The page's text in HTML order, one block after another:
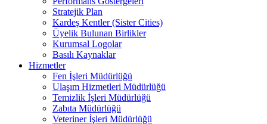
Stratejik Plan
Kardeş Kentler (Sister Cities)
Üyelik Bulunan Birlikler
Kurumsal Logolar
Basılı Kaynaklar
Hizmetler
Fen İşleri Müdürlüğü
Ulaşım Hizmetleri Müdürlüğü
Temizlik İşleri Müdürlüğü
Zabıta Müdürlüğü
Veteriner İşleri Müdürlüğü